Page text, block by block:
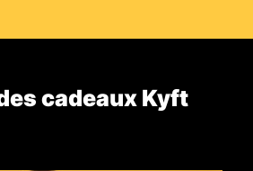
cadeaux Kyft​